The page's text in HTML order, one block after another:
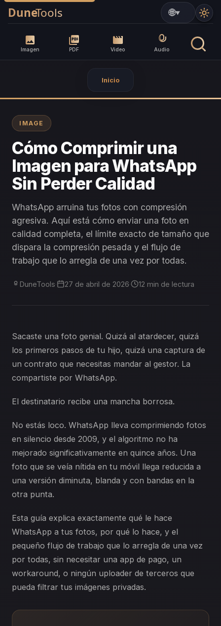
Imagen PDF Video Audio
▼
Inicio
IMAGE
Cómo Comprimir una
Imagen para WhatsApp
Sin Perder Calidad
WhatsApp arruina tus fotos con compresión
agresiva. Aquí está cómo enviar una foto en
calidad completa, el límite exacto de tamaño que
dispara la compresión pesada y el flujo de
trabajo que lo arregla de una vez por todas.
DuneTools· 27 de abril de 2026· 12 min de lectura
Sacaste una foto genial. Quizá al atardecer, quizá
los primeros pasos de tu hijo, quizá una captura de
un contrato que necesitas mandar al gestor. La
compartiste por WhatsApp.
El destinatario recibe una mancha borrosa.
No estás loco. WhatsApp lleva comprimiendo fotos
en silencio desde 2009, y el algoritmo no ha
mejorado significativamente en quince años. Una
foto que se veía nítida en tu móvil llega reducida a
una versión diminuta, blanda y con bandas en la
otra punta.
Esta guía explica exactamente qué le hace
WhatsApp a tus fotos, por qué lo hace, y el
pequeño flujo de trabajo que lo arregla de una vez
por todas, sin necesitar una app de pago, un
workaround, o ningún uploader de terceros que
pueda filtrar tus imágenes privadas.